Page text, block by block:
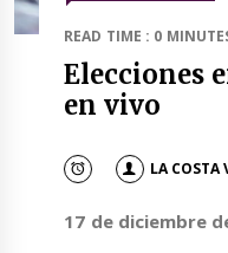
READ TIME : 0
Elecciones
en vivo
LA COSTA
17 de diciembre